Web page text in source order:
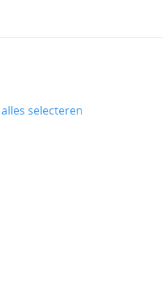
alles selecteren